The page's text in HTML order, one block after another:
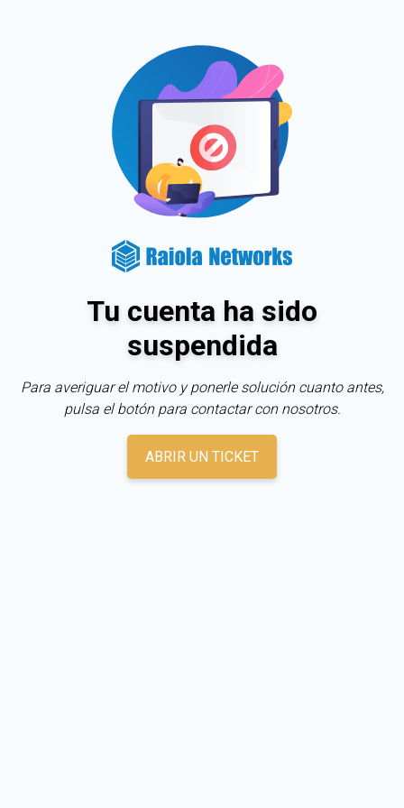
Tu cuenta ha sido
suspendida
Para averiguar el motivo y ponerle solución cuanto antes,
pulsa el botón para contactar con nosotros.
ABRIR UN TICKET